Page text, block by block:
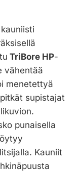
TriBore HP-
vähentää
menetettyä
supistajat
punaisella
Kauniit